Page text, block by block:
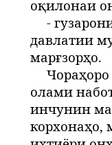
оқилонаи
-
давлатии
марғзорҳо.
олами
инчунин
корхонаҳо,